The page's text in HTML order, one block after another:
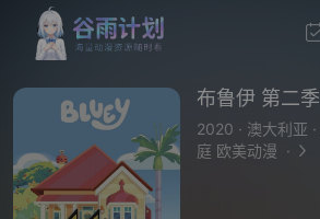
布鲁伊 第二季
2020 · 澳大利亚 ·
庭 欧美动漫 ·